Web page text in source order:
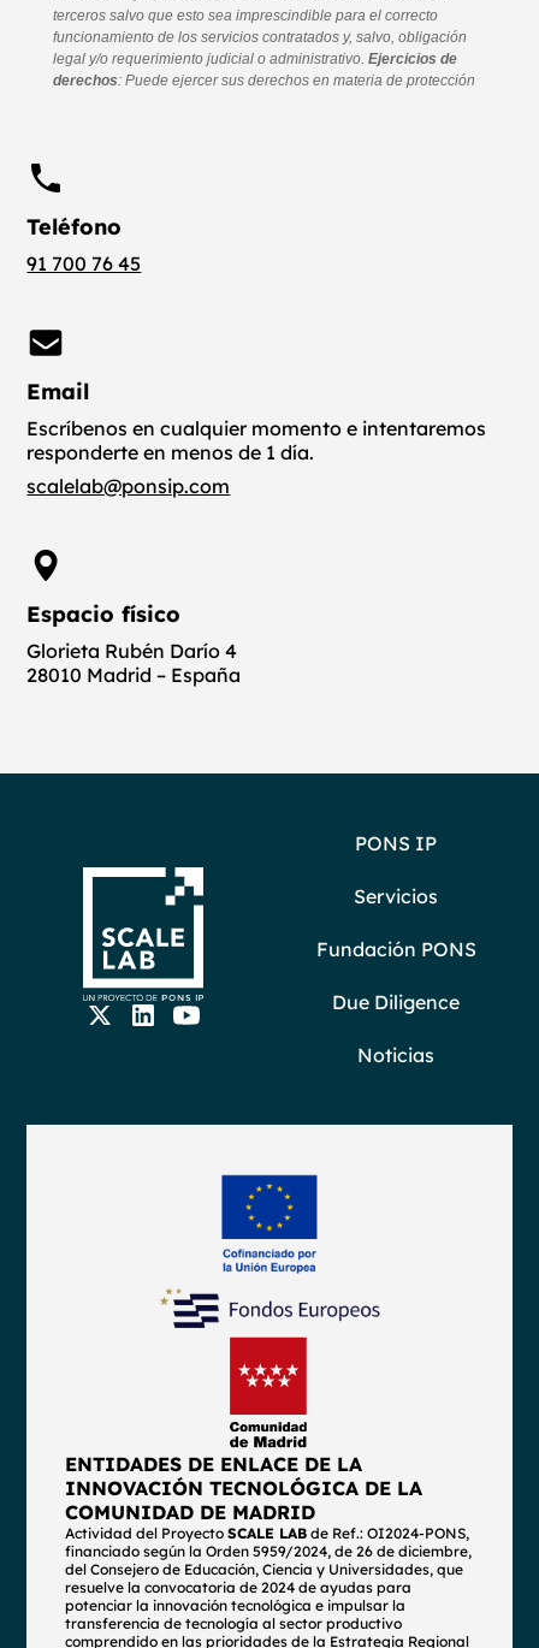
Teléfono
91 700 76 45
Email
Escríbenos en cualquier momento e intentaremos
responderte en menos de 1 día.
scalelab@ponsip.com
Espacio físico
Glorieta Rubén Darío 4
28010 Madrid – España
PONS IP
Servicios
Fundación PONS
Due Diligence
Noticias
ENTIDADES DE ENLACE DE LA
INNOVACIÓN TECNOLÓGICA DE LA
COMUNIDAD DE MADRID
Actividad del ProyectoSCALE LAB de Ref.: OI2024-PONS,
financiado según la Orden 5959/2024, de 26 de diciembre,
del Consejero de Educación, Ciencia y Universidades, que
resuelve la convocatoria de 2024 de ayudas para
potenciar la innovación tecnológica e impulsar la
transferencia de tecnología al sector productivo
comprendido en las prioridades de la Estrategia Regional